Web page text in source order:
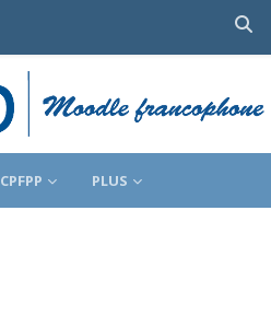
CPFPP PLUS